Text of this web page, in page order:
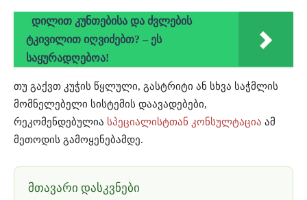
დილით კუნთებისა და ძვლების
ტკივილით იღვიძებთ? – ეს
საყურადღებოა!
თუ გაქვთ კუჭის წყლული, გასტრიტი ან სხვა საჭმლის
მომნელებელი სისტემის დაავადებები,
რეკომენდებულია სპეციალისტთან კონსულტაცია ამ
მეთოდის გამოყენებამდე.
მთავარი დასკვნები